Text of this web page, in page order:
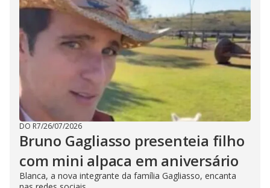
DO R7/26/07/2026
Bruno Gagliasso presenteia filho
com mini alpaca em aniversário
Blanca, a nova integrante da família Gagliasso, encanta